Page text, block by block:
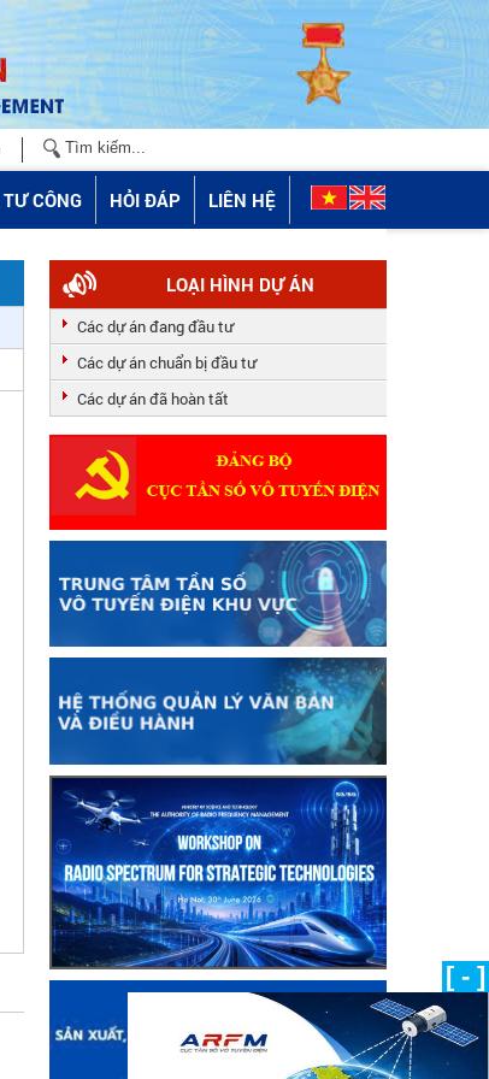
CÔNG HỎI ĐÁP LIÊN HỆ
LOẠI HÌNH DỰ ÁN
Các dự án đang đầu tư
Các dự án chuẩn bị đầu tư
Các dự án đã hoàn tất
[ - ]